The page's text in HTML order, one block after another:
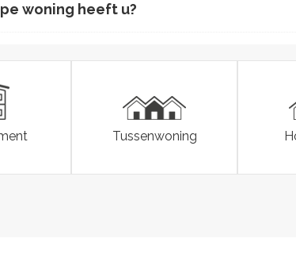
woning heeft u?
Tussenwoning